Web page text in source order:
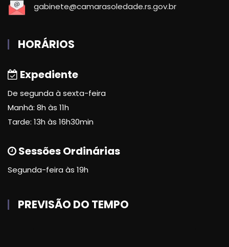
gabinete@camarasoledade.rs.gov.br
HORÁRIOS
Expediente
De segunda à sexta-feira
Manhã: 8h às 11h
Tarde: 13h às 16h30min
Sessões Ordinárias
Segunda-feira às 19h
PREVISÃO DO TEMPO